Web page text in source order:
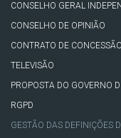
CONSELHO GERAL
CONSELHO DE OPINIÃO
CONTRATO DE
TELEVISÃO
PROPOSTA DO GOVERNO
RGPD
GESTÃO DAS DEFINIÇÕES